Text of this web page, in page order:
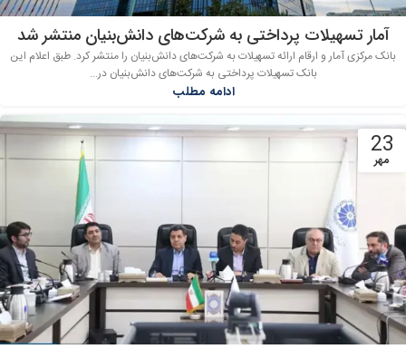
آمار تسهیلات پرداختی به شرکت‌های دانش‌بنیان منتشر شد
بانک مرکزی آمار و ارقام ارائه تسهیلات به شرکت‌های دانش‌بنیان را منتشر کرد. طبق اعلام این
بانک تسهیلات پرداختی به شرکت‌های دانش‌بنیان در...
ادامه مطلب
23
مهر